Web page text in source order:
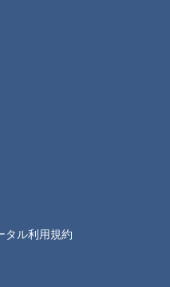
タル利用規約